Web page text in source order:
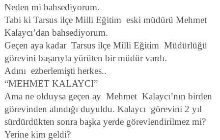
Neden mi bahsediyorum.
Tabi ki Tarsus ilçe Milli Eğitim eski müdürü Mehmet
Kalaycı’dan bahsediyorum.
Geçen aya kadar Tarsus ilçe Milli Eğitim Müdürlüğü
görevini başarıyla yürüten bir müdür vardı.
Adını ezberlemişti herkes..
“MEHMET KALAYCI”
Ama ne olduysa geçen ay Mehmet Kalaycı’nın birden
görevinden alındığı duyuldu. Kalaycı görevini 2 yıl
sürdürdükten sonra başka yerde görevlendirilmez mi?
Yerine kim geldi?